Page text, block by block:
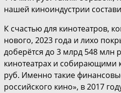
нашей киноиндустрии
К счастью для кинотеатров,
нового, 2023 года и лихо
доберётся до 3 млрд 548 млн
кинотеатрах и собирающими
руб. Именно такие
российского кино», в 2017